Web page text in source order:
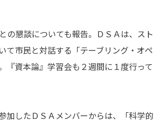
懇談についても報告。ＤＳＡは、スト
て市民と対話する「テーブリング・オペ
『資本論』学習会も２週間に１度行って
加したＤＳＡメンバーからは、「科学的